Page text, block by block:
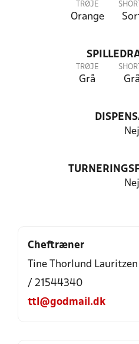
TRØJE
Orange
TRØJE
Grå Grå
Nej
Nej
Cheftræner
Tine Thorlund Lauritzen
/ 21544340
ttl@godmail.dk